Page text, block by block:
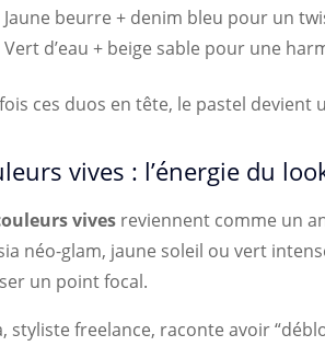
Jaune beurre + denim bleu pour un
Vert d’eau + beige sable pour une
ces duos en tête, le pastel devient
vives : l’énergie du
vives reviennent comme un
néo-glam, jaune soleil ou vert
un point focal.
styliste freelance, raconte avoir